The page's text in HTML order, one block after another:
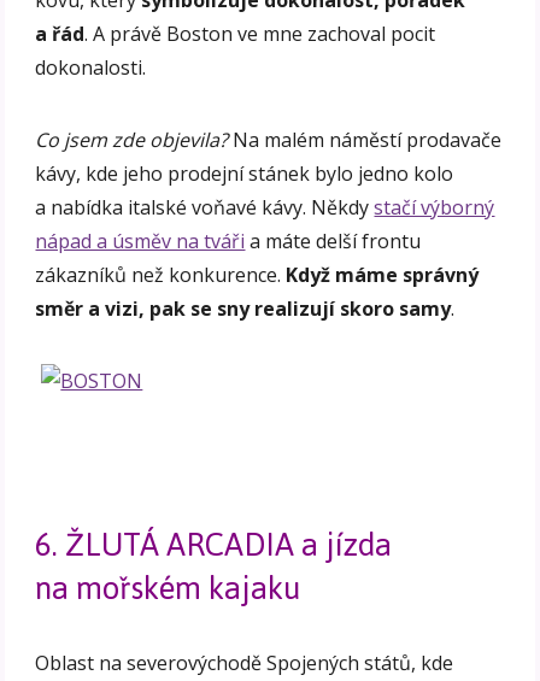
a řád. A právě Boston ve mne zachoval pocit
dokonalosti.
Co jsem zde objevila?Na malém náměstí prodavače
kávy, kde jeho prodejní stánek bylo jedno kolo
a nabídka italské voňavé kávy. Někdystačí výborný
nápad a úsměv na tváři a máte delší frontu
zákazníků než konkurence. Když máme správný
směr a vizi, pak se sny realizují skoro samy.
6. ŽLUTÁ ARCADIA a jízda
na mořském kajaku
Oblast na severovýchodě Spojených států, kde